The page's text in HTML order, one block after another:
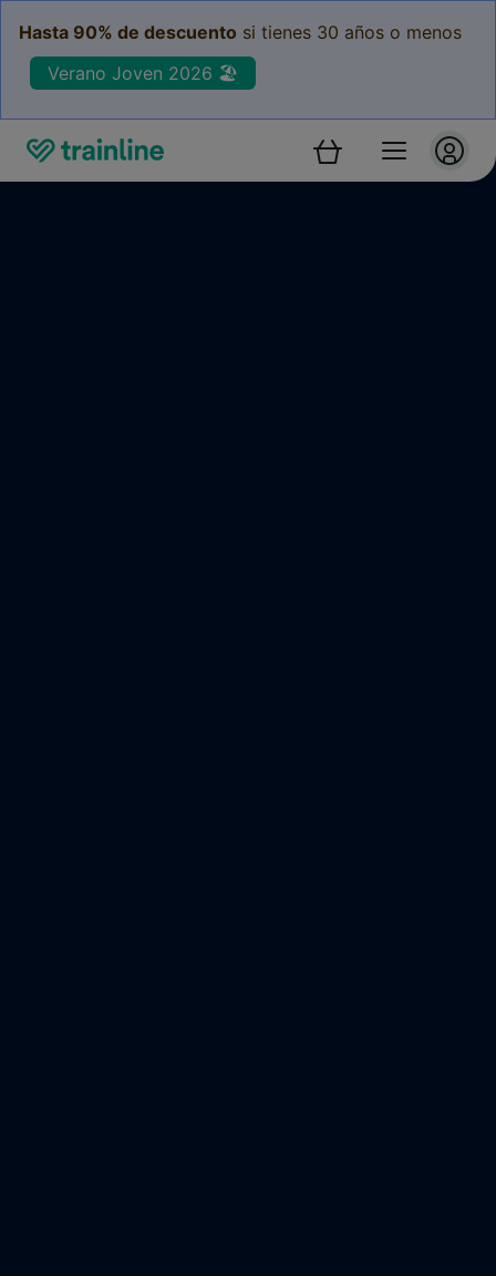
Hasta 90% de descuento si tienes 30 años o menos
Verano Joven 2026 🏖️